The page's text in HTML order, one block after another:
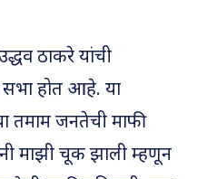
ठाकरे यांची
होत आहे. या
तमाम जनतेची माफी
माझी चूक झाली म्हणून